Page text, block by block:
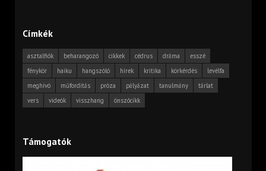
Címkék
asztalfiók beharangozó cikkek cédrus dráma
esszé
fénykör
haiku hangszóló hírek kritika körkérdés
levélfa
meghívó
műfordítás próza pályázat tanulmány
tárlat
vers
videók visszhang önszócikk
Támogatók